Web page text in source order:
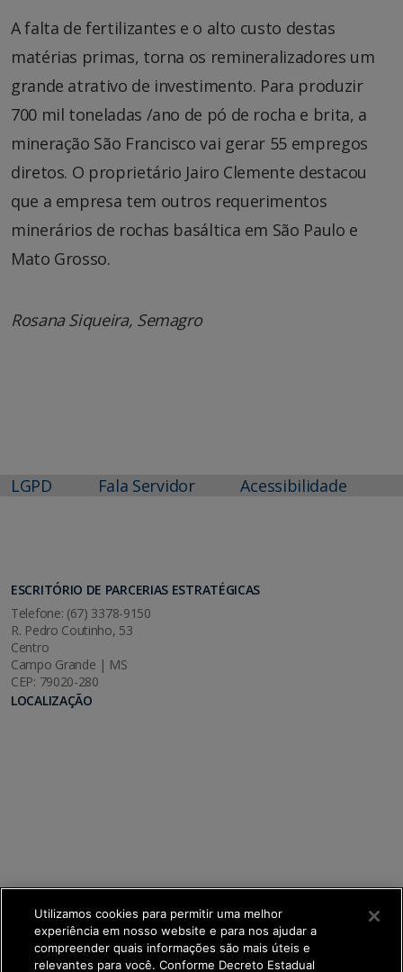
A falta de fertilizantes e o alto custo destas
matérias primas, torna os remineralizadores um
grande atrativo de investimento. Para produzir
700 mil toneladas /ano de pó de rocha e brita, a
mineração São Francisco vai gerar 55 empregos
diretos. O proprietário Jairo Clemente destacou
que a empresa tem outros requerimentos
minerários de rochas basáltica em São Paulo e
Mato Grosso.
Rosana Siqueira, Semagro
LGPD Fala Servidor Acessibilidade
ESCRITÓRIO DE PARCERIAS ESTRATÉGICAS
Telefone: (67) 3378-9150
R. Pedro Coutinho, 53
Centro
Campo Grande | MS
CEP: 79020-280
LOCALIZAÇÃO
Utilizamos cookies para permitir uma melhor
experiência em nosso website e para nos ajudar a
compreender quais informações são mais úteis e
relevantes para você. Conforme Decreto Estadual